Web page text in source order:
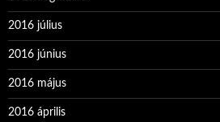
2016 július
2016 június
2016 május
2016 április